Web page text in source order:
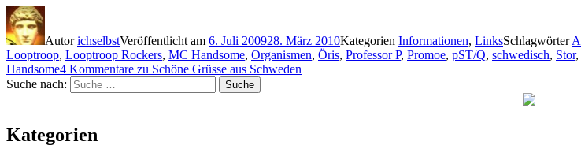
AutorichselbstVeröffentlicht am 6. Juli 200928. März 2010Kategorien Informationen, LinksSchlagwörter
Looptroop, Looptroop Rockers, MC Handsome, Organismen, Öris, Professor P, Promoe, pST/Q, schwedisch, Stor,
Handsome4 Kommentare zu Schöne Grüsse aus Schweden
Suche nach:
Suche
Kategorien